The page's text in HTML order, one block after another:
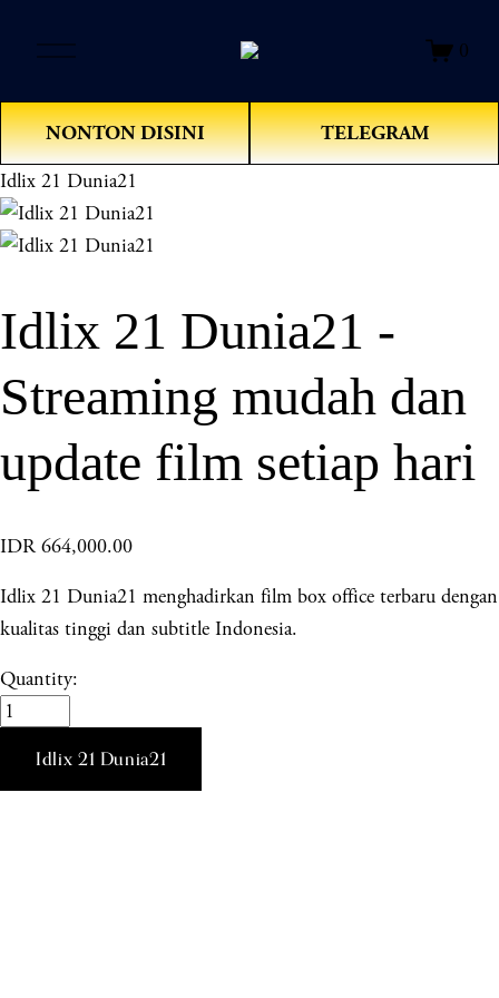
e
n
M
e
u
0
NONTON DISINI TELEGRAM
Idlix 21 Dunia21
Idlix 21 Dunia21 -
Streaming mudah dan
update film setiap hari
IDR 664,000.00
Idlix 21 Dunia21 menghadirkan film box office terbaru dengan
kualitas tinggi dan subtitle Indonesia.
Quantity:
Idlix 21 Dunia21